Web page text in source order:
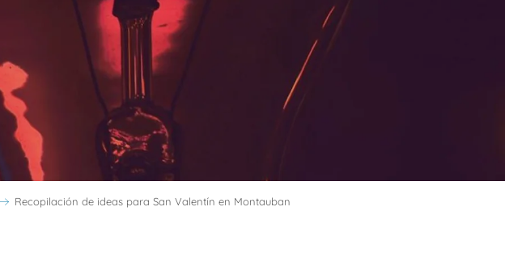
Recopilación de ideas para San Valentín en Montauban